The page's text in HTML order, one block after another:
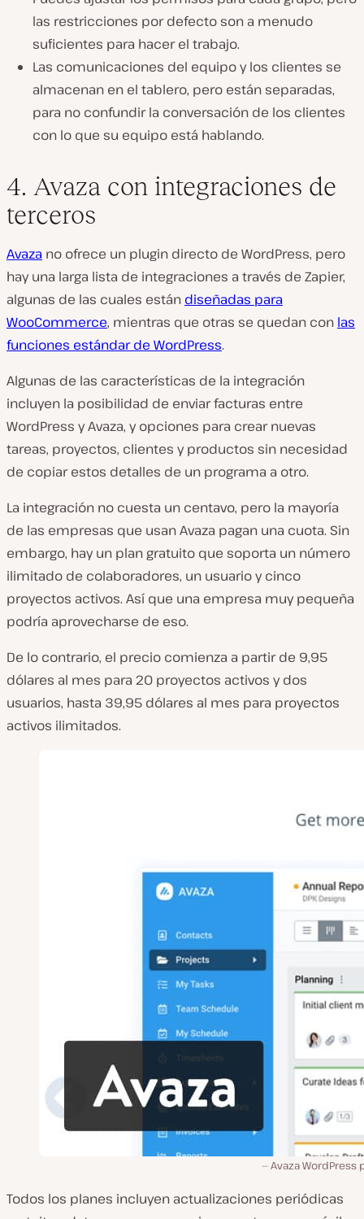
las restricciones por defecto son a menudo
suficientes para hacer el trabajo.
Las comunicaciones del equipo y los clientes se
almacenan en el tablero, pero están separadas,
para no confundir la conversación de los clientes
con lo que su equipo está hablando.
4. Avaza con integraciones de
terceros
Avaza no ofrece un plugin directo de WordPress, pero
hay una larga lista de integraciones a través de Zapier,
algunas de las cuales están diseñadas para
WooCommerce, mientras que otras se quedan con las
funciones estándar de WordPress.
Algunas de las características de la integración
incluyen la posibilidad de enviar facturas entre
WordPress y Avaza, y opciones para crear nuevas
tareas, proyectos, clientes y productos sin necesidad
de copiar estos detalles de un programa a otro.
La integración no cuesta un centavo, pero la mayoría
de las empresas que usan Avaza pagan una cuota. Sin
embargo, hay un plan gratuito que soporta un número
ilimitado de colaboradores, un usuario y cinco
proyectos activos. Así que una empresa muy pequeña
podría aprovecharse de eso.
De lo contrario, el precio comienza a partir de 9,95
dólares al mes para 20 proyectos activos y dos
usuarios, hasta 39,95 dólares al mes para proyectos
activos ilimitados.
Avaza WordPress
Todos los planes incluyen actualizaciones periódicas